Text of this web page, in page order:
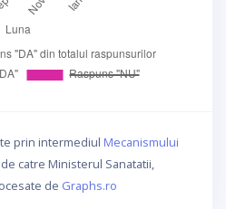
prin intermediul Mecanismului
de catre Ministerul Sanatatii,
de Graphs.ro